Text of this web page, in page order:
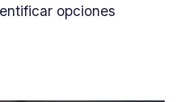
opciones